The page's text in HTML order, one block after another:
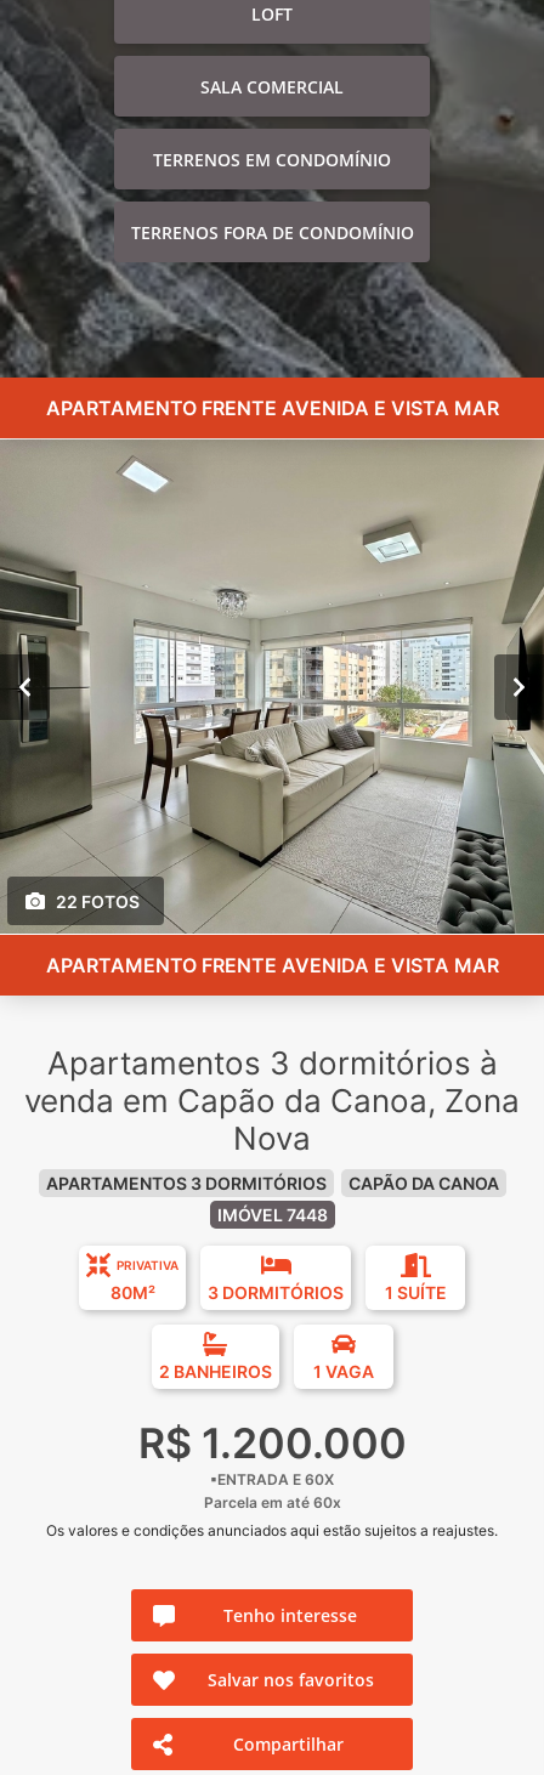
LOFT
SALA COMERCIAL
TERRENOS EM CONDOMÍNIO
TERRENOS FORA DE CONDOMÍNIO
APARTAMENTO FRENTE AVENIDA E VISTA MAR
22 FOTOS
APARTAMENTO FRENTE AVENIDA E VISTA MAR
Apartamentos 3 dormitórios à
venda em Capão da Canoa, Zona
Nova
APARTAMENTOS 3 DORMITÓRIOS
CAPÃO DA CANOA
IMÓVEL 7448
PRIVATIVA
80M² 3 DORMITÓRIOS 1 SUÍTE
2 BANHEIROS 1 VAGA
R$ 1.200.000
▪ENTRADA E 60X
Parcela em até 60x
Os valores e condições anunciados aqui estão sujeitos a reajustes.
Tenho interesse
Salvar nos favoritos
Compartilhar